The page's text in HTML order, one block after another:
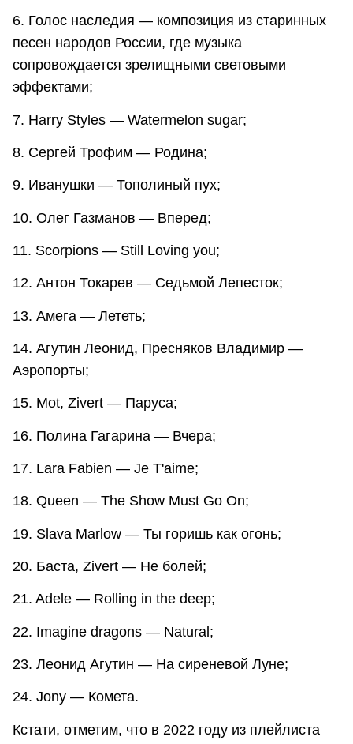
6. Голос наследия — композиция из старинных
песен народов России, где музыка
сопровождается зрелищными световыми
эффектами;
7. Harry Styles — Watermelon sugar;
8. Сергей Трофим — Родина;
9. Иванушки — Тополиный пух;
10. Олег Газманов — Вперед;
11. Scorpions — Still Loving you;
12. Антон Токарев — Седьмой Лепесток;
13. Амега — Лететь;
14. Агутин Леонид, Пресняков Владимир —
Аэропорты;
15. Mot, Zivert — Паруса;
16. Полина Гагарина — Вчера;
17. Lara Fabien — Je T'aime;
18. Queen — The Show Must Go On;
19. Slava Marlow — Ты горишь как огонь;
20. Баста, Zivert — Не болей;
21. Adele — Rolling in the deep;
22. Imagine dragons — Natural;
23. Леонид Агутин — На сиреневой Луне;
24. Jony — Комета.
Кстати, отметим, что в 2022 году из плейлиста